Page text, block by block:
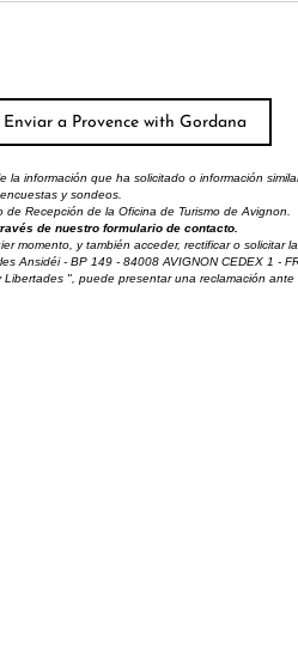
información que ha solicitado o información
y sondeos.
Recepción de la Oficina de Turismo de Avignon.
de nuestro formulario de contacto.
y también acceder, rectificar o
Ansidéi - BP 149 - 84008 AVIGNON CEDEX 1 -
", puede presentar una reclamación ante